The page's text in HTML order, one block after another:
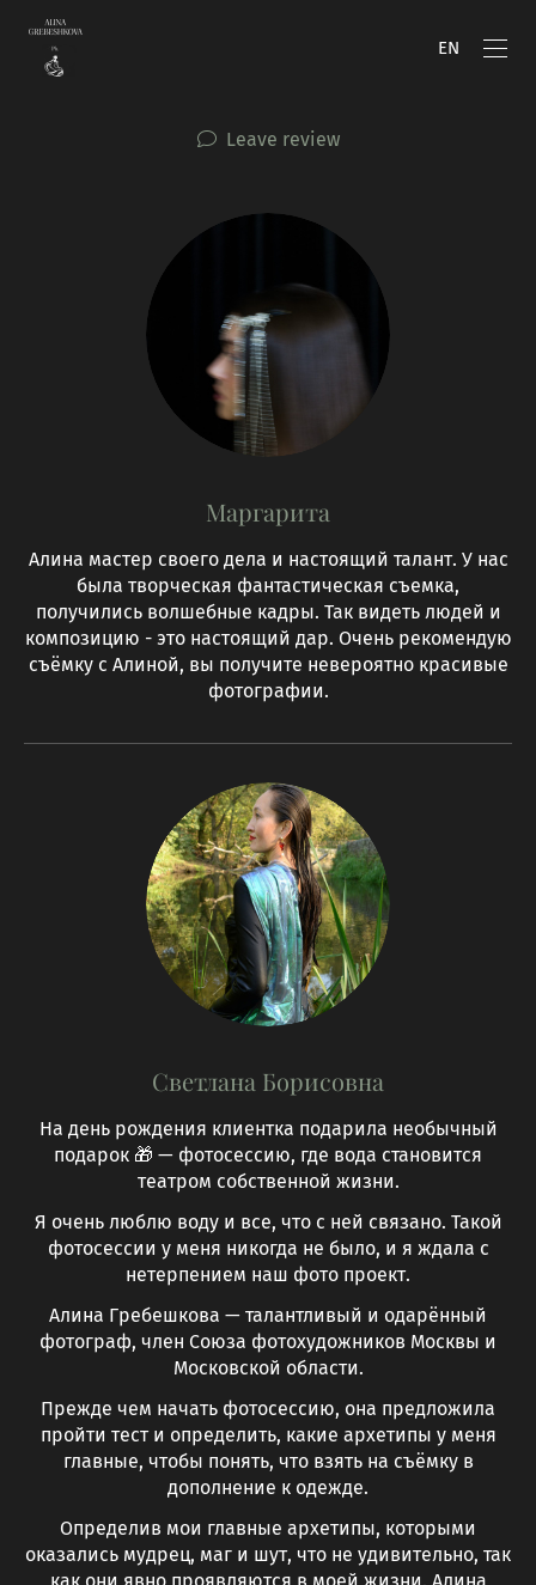
EN
Leave review
Маргарита
Алина мастер своего дела и настоящий талант. У нас
была творческая фантастическая съемка,
получились волшебные кадры. Так видеть людей и
композицию - это настоящий дар. Очень рекомендую
съёмку с Алиной, вы получите невероятно красивые
фотографии.
Светлана Борисовна
На день рождения клиентка подарила необычный
подарок 🎁 — фотосессию, где вода становится
театром собственной жизни.
Я очень люблю воду и все, что с ней связано. Такой
фотосессии у меня никогда не было, и я ждала с
нетерпением наш фото проект.
Алина Гребешкова — талантливый и одарённый
фотограф, член Союза фотохудожников Москвы и
Московской области.
Прежде чем начать фотосессию, она предложила
пройти тест и определить, какие архетипы у меня
главные, чтобы понять, что взять на съёмку в
дополнение к одежде.
Определив мои главные архетипы, которыми
оказались мудрец, маг и шут, что не удивительно, так